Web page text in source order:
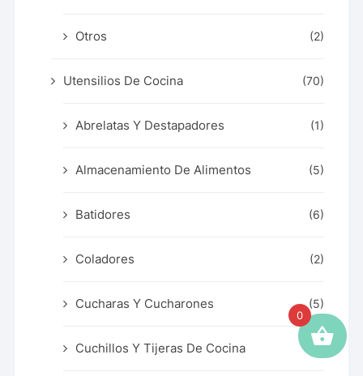
Otros (2)
Utensilios De Cocina (70)
Abrelatas Y Destapadores (1)
Almacenamiento De Alimentos (5)
Batidores (6)
Coladores (2)
Cucharas Y Cucharones (5)
Cuchillos Y Tijeras De Cocina (8)
0